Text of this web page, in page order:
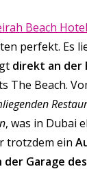
Beach Hotel
perfekt. Es
direkt an der
The Beach.
, was in Dubai
trotzdem ein
der Garage